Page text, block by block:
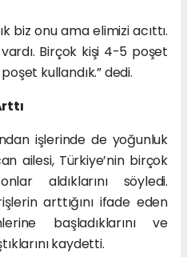
biz onu ama elimizi acıttı.
Birçok kişi 4-5 poşet
kullandık.” dedi.
işlerinde de yoğunluk
ailesi, Türkiye’nin birçok
aldıklarını söyledi.
arttığını ifade eden
başladıklarını ve
kaydetti.